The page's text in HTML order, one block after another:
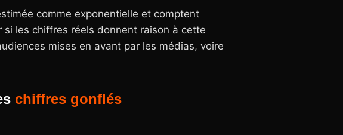
comme exponentielle et comptent
si les chiffres réels donnent raison à cette
mises en avant par les médias, voire
chiffres gonflés